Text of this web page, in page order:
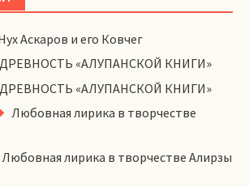
Аскаров и его Ковчег
ДРЕВНОСТЬ «АЛУПАНСКОЙ КНИГИ»
ДРЕВНОСТЬ «АЛУПАНСКОЙ КНИГИ»
Любовная лирика в творчестве
Любовная лирика в творчестве Алирзы